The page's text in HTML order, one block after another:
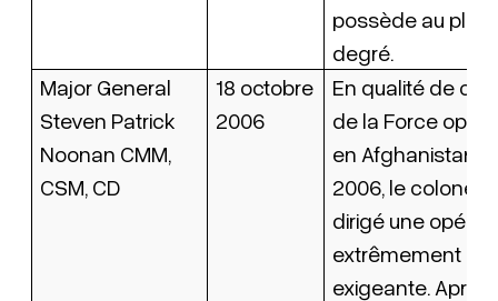
possède au plus
degré.
Major General
Steven Patrick
Noonan CMM,
CSM, CD
18 octobre
2006
En qualité de
de la Force
en Afghanistan
2006, le colonel
dirigé une
extrêmement
exigeante. Après